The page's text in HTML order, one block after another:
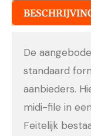
De
standaard
aanbieders.
midi-file in
Feitelijk